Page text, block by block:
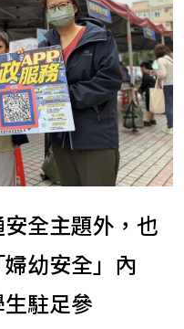
全主題外，也
幼安全」內
駐足參